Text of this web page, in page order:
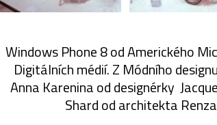
Windows Phone 8 od Amerického
Digitálních médií. Z Módního
Anna Karenina od designérky
Shard od architekta